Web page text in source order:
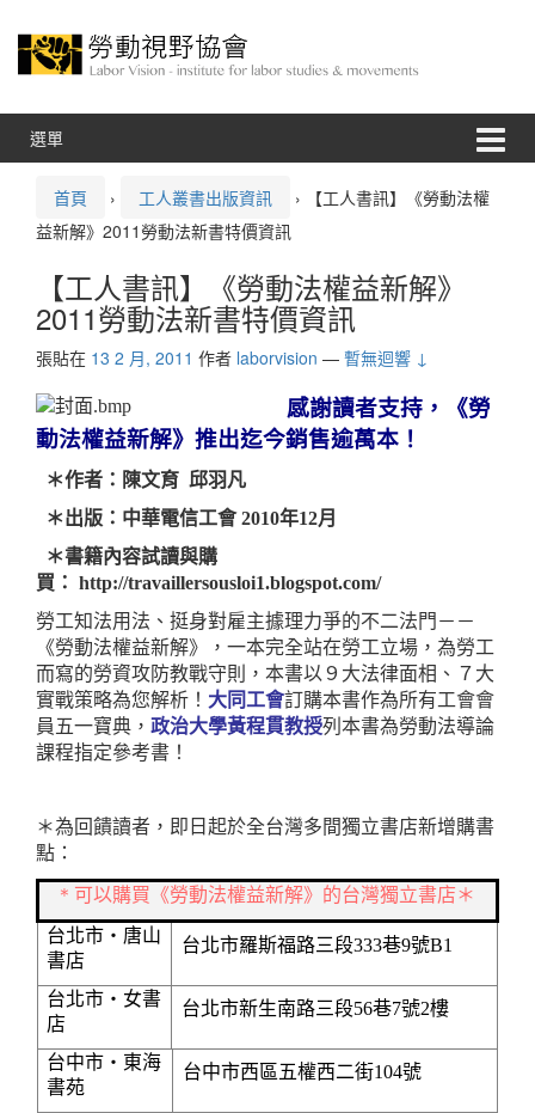
選單
首頁 › 工人叢書出版資訊 ›
【工人書訊】《勞動法權
益新解》2011勞動法新書特價資訊
【工人書訊】《勞動法權益新解》
2011勞動法新書特價資訊
張貼在 13 2 月, 2011 作者 laborvision — 暫無迴響 ↓
感謝讀者支持，《勞
動法權益新解》推出迄今銷售逾萬本！
＊作者：陳文育 邱羽凡
＊出版：中華電信工會 2010年12月
＊書籍內容試讀與購
買： http://travaillersousloi1.blogspot.com/
勞工知法用法、挺身對雇主據理力爭的不二法門－－
《勞動法權益新解》，一本完全站在勞工立場，為勞工
而寫的勞資攻防教戰守則，本書以９大法律面相、７大
實戰策略為您解析！ 大同工會訂購本書作為所有工會會
員五一寶典， 政治大學黃程貫教授列本書為勞動法導論
課程指定參考書！
＊為回饋讀者，即日起於全台灣多間獨立書店新增購書
點：
＊ 可以購買《勞動法權益新解》的台灣獨立書店＊
台北市‧唐山
書店
台北市羅斯福路三段333巷9號B1
台北市‧女書
店
台北市新生南路三段56巷7號2樓
台中市‧ 東海
書苑
台中市西區五權西二街104號